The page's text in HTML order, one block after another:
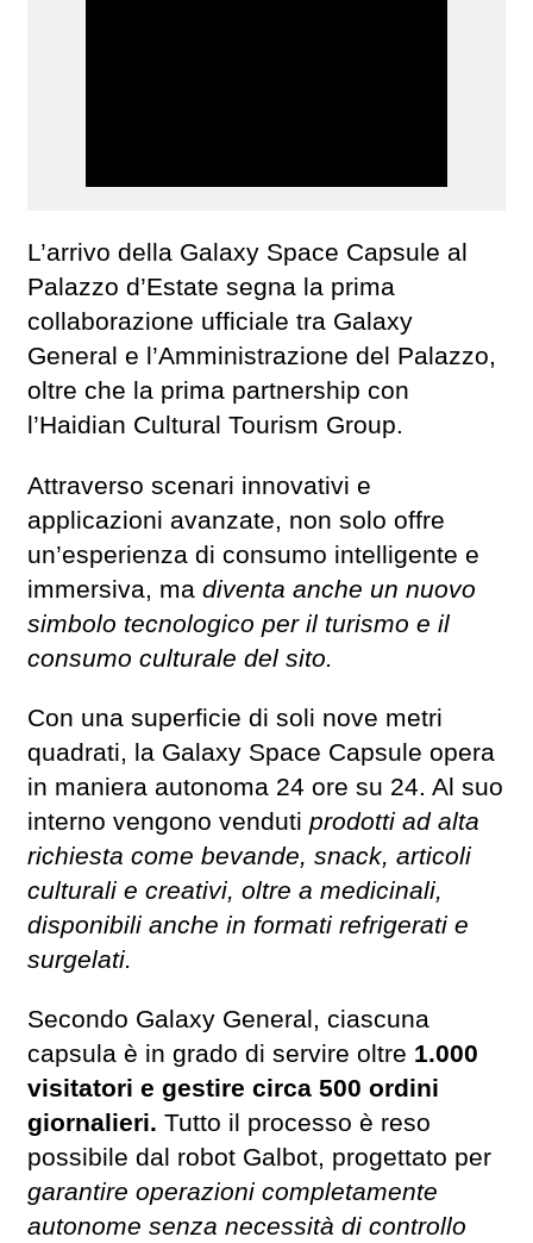
L’arrivo della Galaxy Space Capsule al
Palazzo d’Estate segna la prima
collaborazione ufficiale tra Galaxy
General e l’Amministrazione del Palazzo,
oltre che la prima partnership con
l’Haidian Cultural Tourism Group.
Attraverso scenari innovativi e
applicazioni avanzate, non solo offre
un’esperienza di consumo intelligente e
immersiva, ma diventa anche un nuovo
simbolo tecnologico per il turismo e il
consumo culturale del sito.
Con una superficie di soli nove metri
quadrati, la Galaxy Space Capsule opera
in maniera autonoma 24 ore su 24. Al suo
interno vengono venduti prodotti ad alta
richiesta come bevande, snack, articoli
culturali e creativi, oltre a medicinali,
disponibili anche in formati refrigerati e
surgelati.
Secondo Galaxy General, ciascuna
capsula è in grado di servire oltre 1.000
visitatori e gestire circa 500 ordini
giornalieri. Tutto il processo è reso
possibile dal robot Galbot, progettato per
garantire operazioni completamente
autonome senza necessità di controllo